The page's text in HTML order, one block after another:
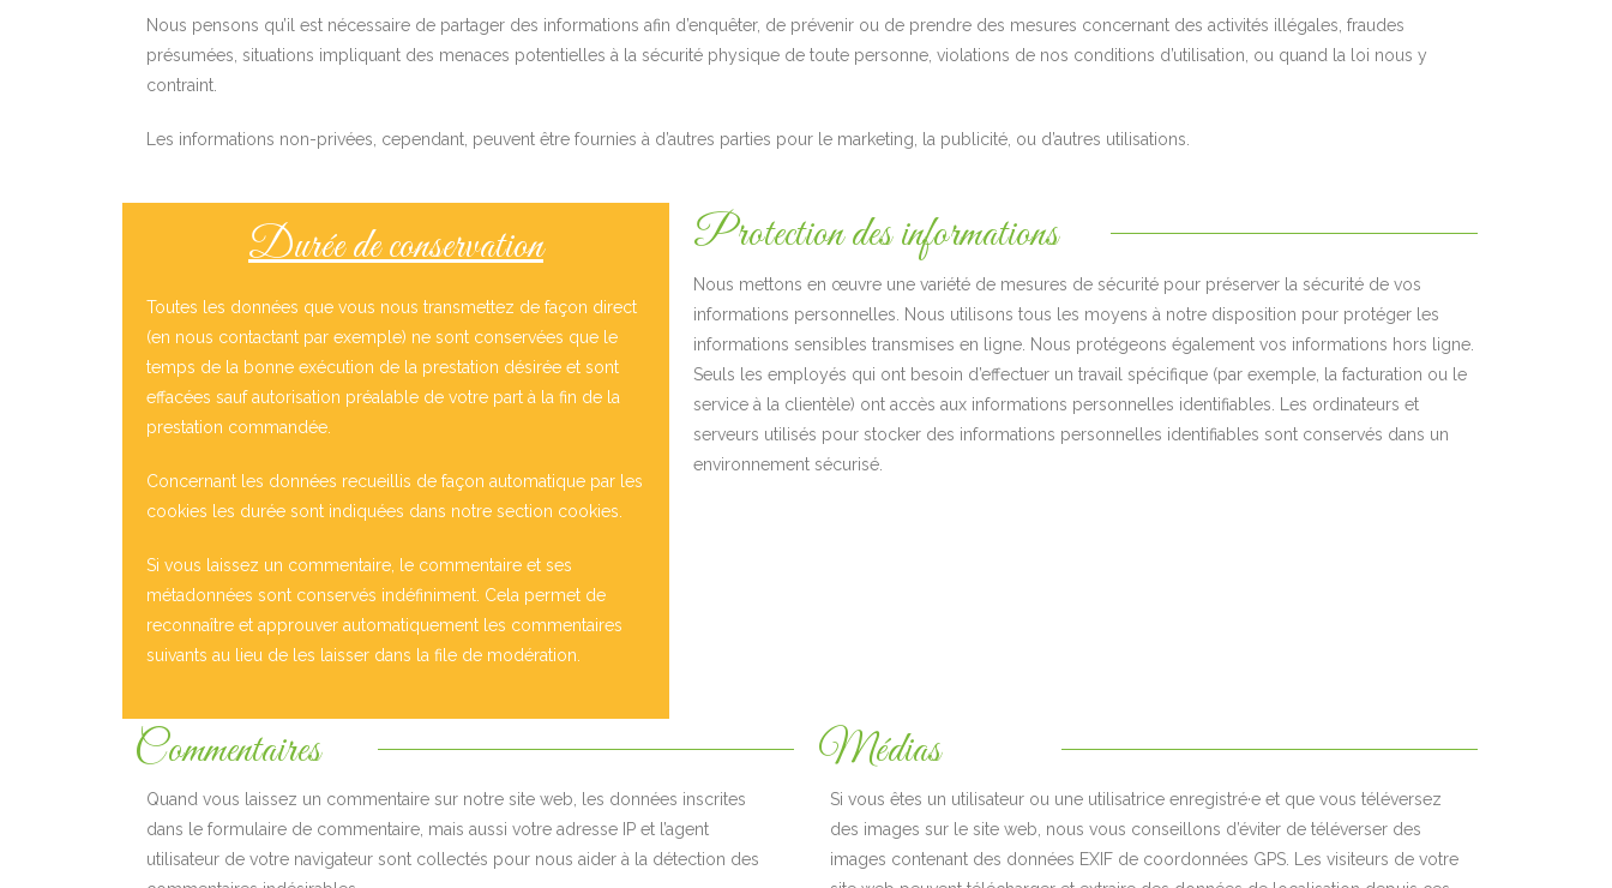
Nous pensons qu’il est nécessaire de partager des informations afin d’enquêter, de prévenir ou de prendre des mesures concernant des activités illégales, fraudes
présumées, situations impliquant des menaces potentielles à la sécurité physique de toute personne, violations de nos conditions d’utilisation, ou quand la loi nous y
contraint.
Les informations non-privées, cependant, peuvent être fournies à d’autres parties pour le marketing, la publicité, ou d’autres utilisations.
Durée de conservation
Toutes les données que vous nous transmettez de façon direct
(en nous contactant par exemple) ne sont conservées que le
temps de la bonne exécution de la prestation désirée et sont
effacées sauf autorisation préalable de votre part à la fin de la
prestation commandée.
Concernant les données recueillis de façon automatique par les
cookies les durée sont indiquées dans notre section cookies.
Si vous laissez un commentaire, le commentaire et ses
métadonnées sont conservés indéfiniment. Cela permet de
reconnaître et approuver automatiquement les commentaires
suivants au lieu de les laisser dans la file de modération.
Protection des informations
Nous mettons en œuvre une variété de mesures de sécurité pour préserver la sécurité de vos
informations personnelles. Nous utilisons tous les moyens à notre disposition pour protéger les
informations sensibles transmises en ligne. Nous protégeons également vos informations hors ligne.
Seuls les employés qui ont besoin d’effectuer un travail spécifique (par exemple, la facturation ou le
service à la clientèle) ont accès aux informations personnelles identifiables. Les ordinateurs et
serveurs utilisés pour stocker des informations personnelles identifiables sont conservés dans un
environnement sécurisé.
Commentaires
Quand vous laissez un commentaire sur notre site web, les données inscrites
dans le formulaire de commentaire, mais aussi votre adresse IP et l’agent
utilisateur de votre navigateur sont collectés pour nous aider à la détection des
Médias
Si vous êtes un utilisateur ou une utilisatrice enregistré·e et que vous téléversez
des images sur le site web, nous vous conseillons d’éviter de téléverser des
images contenant des données EXIF de coordonnées GPS. Les visiteurs de votre